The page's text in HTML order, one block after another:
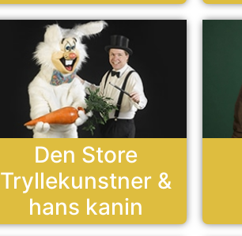
Den Store
Tryllekunstner &
hans kanin